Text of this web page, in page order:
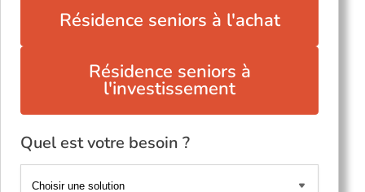
Résidence seniors à l'achat
Résidence seniors à
l'investissement
Quel est votre besoin ?